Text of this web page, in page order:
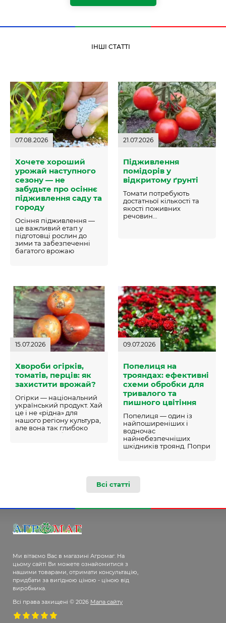
ІНШІ СТАТТІ
07.08.2026
Хочете хороший
урожай наступного
сезону — не
забудьте про осіннє
підживлення саду та
городу
Осіння підживлення —
це важливий етап у
підготовці рослин до
зими та забезпеченні
багатого врожаю
21.07.2026
Підживлення
помідорів у
відкритому ґрунті
Томати потребують
достатньої кількості та
якості поживних
речовин…
15.07.2026
Хвороби огірків,
томатів, перців: як
захистити врожай?
Огірки — національний
український продукт. Хай
це і не «рідна» для
нашого регіону культура,
але вона так глибоко
увійшла в побут, що вже
09.07.2026
Попелиця на
трояндах: ефективні
схеми обробки для
тривалого та
пишного цвітіння
Попелиця — один із
найпоширеніших і
водночас
найнебезпечніших
шкідників троянд. Попри
абсолютно здоровий
кущ…
Всі статті
Ми вітаємо Вас в магазині Агромаг. На
цьому сайті Ви можете ознайомитися з
нашими товарами, отримати консультацію,
придбати за вигідною ціною - ціною від
виробника.
Всі права захищені © 2026 Мапа сайту